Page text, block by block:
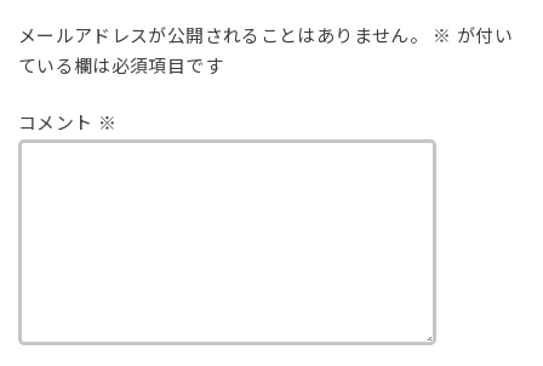
メールアドレスが公開されることはありません。 ※ が付い
ている欄は必須項目です
コメント ※